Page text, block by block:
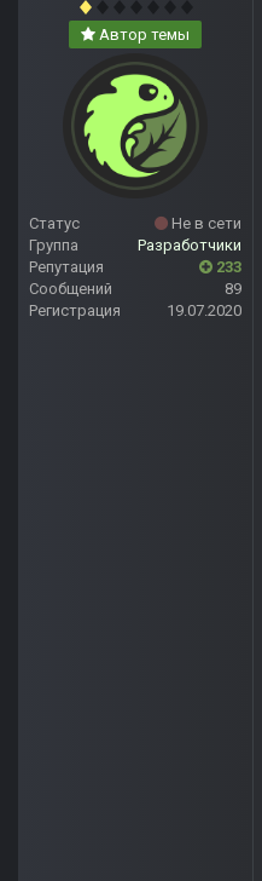
Автор темы
Статус
Не в сети
Группа
Разработчики
Репутация
233
Сообщений
89
Регистрация
19.07.2020